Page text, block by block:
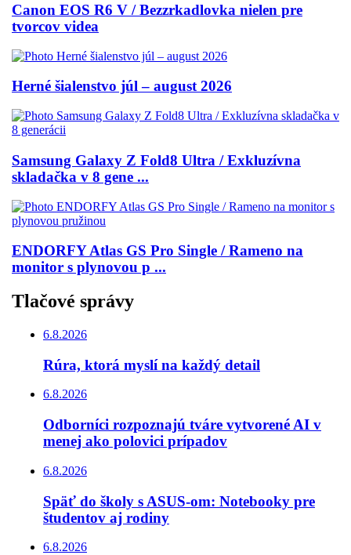
Canon EOS R6 V / Bezzrkadlovka nielen pre
tvorcov videa
Herné šialenstvo júl – august 2026
Samsung Galaxy Z Fold8 Ultra / Exkluzívna
skladačka v 8 gene ...
ENDORFY Atlas GS Pro Single / Rameno na
monitor s plynovou p ...
Tlačové správy
6.8.2026
Rúra, ktorá myslí na každý detail
6.8.2026
Odborníci rozpoznajú tváre vytvorené AI v
menej ako polovici prípadov
6.8.2026
Späť do školy s ASUS-om: Notebooky pre
študentov aj rodiny
6.8.2026